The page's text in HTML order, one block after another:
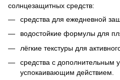
солнцезащитных средств:
средства для ежедневной
водостойкие формулы для
лёгкие текстуры для
средства с
успокаивающим действием.